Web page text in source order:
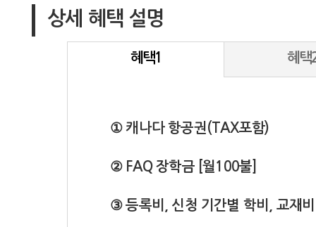
상세 혜택 설명
혜택1 혜택
① 캐나다 항공권(TAX포함)
② FAQ 장학금 [월100불]
③ 등록비, 신청 기간별 학비, 교재